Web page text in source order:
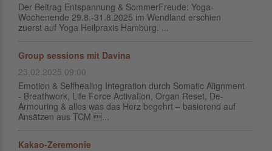
Der Beitrag Entspannung & SommerFreude: Yoga-
Wochenende 29.8.-31.8.2025 im Wendland erschien
zuerst auf Yoga Heilpraxis Hamburg. ...
Group sessions mit Davina
23.02.2025 09:00
Emotion & Selfhealing Integration durch Somatic Alignment
- Breathwork, Life Force Activation, Organ Reset, De-
Armouring & alles was das Herz begehrt – basierend auf
Ansätzen aus TCM ...
Kakao-Zeremonie